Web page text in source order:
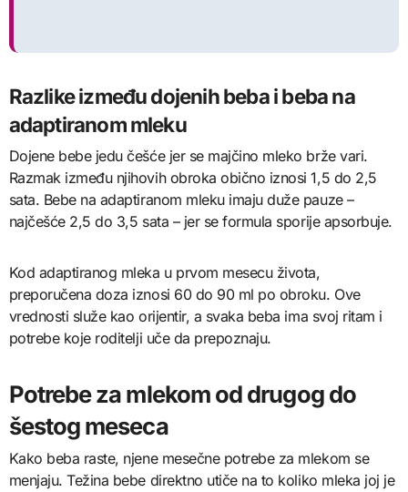
Razlike između dojenih beba i beba na
adaptiranom mleku
Dojene bebe jedu češće jer se majčino mleko brže vari.
Razmak između njihovih obroka obično iznosi 1,5 do 2,5
sata. Bebe na adaptiranom mleku imaju duže pauze –
najčešće 2,5 do 3,5 sata – jer se formula sporije apsorbuje.
Kod adaptiranog mleka u prvom mesecu života,
preporučena doza iznosi 60 do 90 ml po obroku. Ove
vrednosti služe kao orijentir, a svaka beba ima svoj ritam i
potrebe koje roditelji uče da prepoznaju.
Potrebe za mlekom od drugog do
šestog meseca
Kako beba raste, njene mesečne potrebe za mlekom se
menjaju. Težina bebe direktno utiče na to koliko mleka joj je